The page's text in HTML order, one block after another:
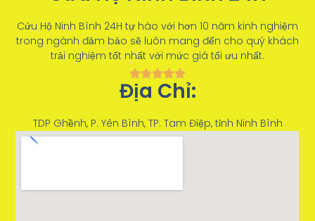
Cứu Hộ Ninh Bình 24H tự hào với hơn 10 năm kinh nghiệm
trong ngành đảm bảo sẽ luôn mang đến cho quý khách
trải nghiệm tốt nhất với mức giá tối ưu nhất.
Địa Chỉ:
TDP Ghềnh, P. Yên Bình, TP. Tam Điệp, tỉnh Ninh Bình